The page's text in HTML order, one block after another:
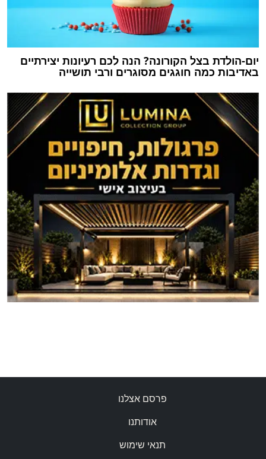
יום-הולדת בצל הקורונה? הנה לכם רעיונות יצירתיים
באדיבות כמה חוגגים מסוגרים ורבי תושייה
פרסם אצלנו
אודותנו
תנאי שימוש